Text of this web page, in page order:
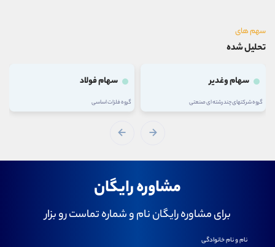
سهم های
تحلیل شده
سهام وغدیر
گروه شرکتهای چند رشته ای صنعتی
سهام فولاد
گروه فلزات اساسی
مشاوره رایگان
برای مشاوره رایگان نام و شماره تماست رو بزار
نام و نام خانوادگی